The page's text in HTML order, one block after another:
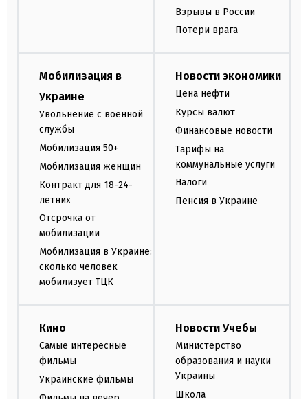
Взрывы в России
Потери врага
Мобилизация в
Украине
Увольнение с военной
службы
Мобилизация 50+
Мобилизация женщин
Контракт для 18-24-
летних
Отсрочка от
мобилизации
Мобилизация в Украине:
сколько человек
мобилизует ТЦК
Новости экономики
Цена нефти
Курсы валют
Финансовые новости
Тарифы на
коммунальные услуги
Налоги
Пенсия в Украине
Кино
Самые интересные
фильмы
Украинские фильмы
Новости Учебы
Министерство
образования и науки
Украины
Школа